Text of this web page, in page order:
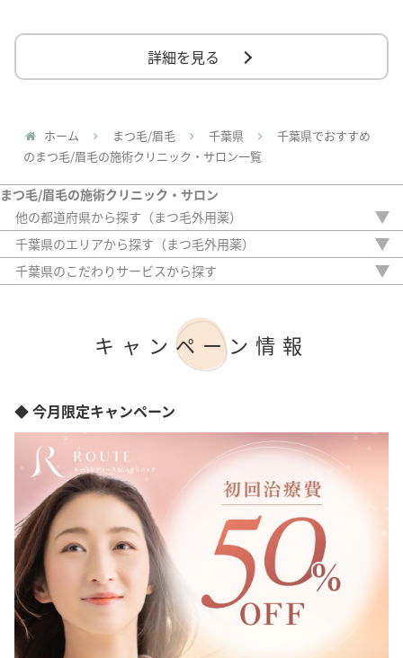
詳細を見る
ホーム まつ毛/眉毛 千葉県
千葉県でおすすめ
のまつ毛/眉毛の施術クリニック・サロン一覧
まつ毛/眉毛の施術クリニック・サロン
他の都道府県から探す（まつ毛外用薬）
北海道
栃木県
埼玉県
兵庫県
岡山県
広島県
福岡県
鹿児島県
沖縄県
千葉県のエリアから探す（まつ毛外用薬）
船橋市
千葉市
千葉県のこだわりサービスから探す
オンライン診療
キャンペーン情報
◆ 今月限定キャンペーン